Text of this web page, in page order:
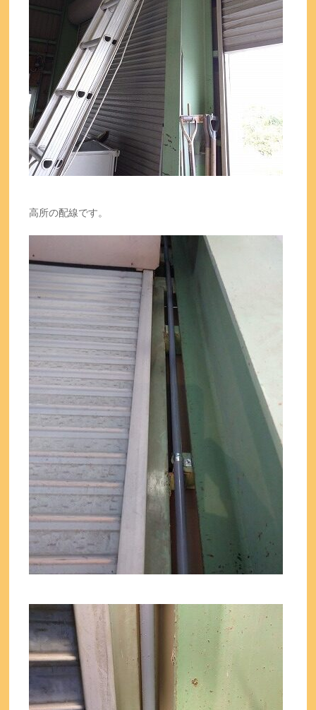
高所の配線です。